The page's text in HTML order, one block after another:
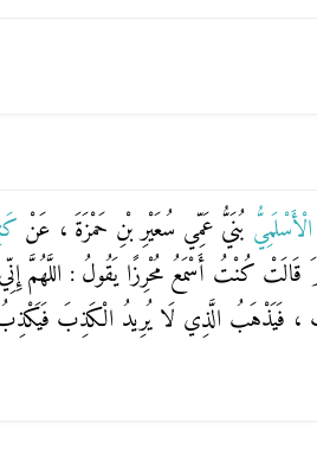
بُنَيُّ عَمِّي سُعَيْرِ بْنِ حَمْزَةَ ، عَنْ
قَالَتْ كُنْتُ أَسْمَعُمُحْرِزًايَقُولُ : اللَّهُمَّ
، فَيَذْهَبُ الَّذِي لَا يُرِيدُ الْكَذِبَ